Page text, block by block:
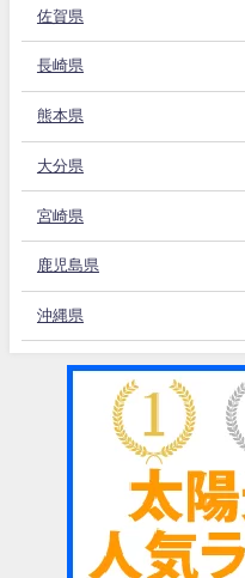
佐賀県
長崎県
熊本県
大分県
宮崎県
鹿児島県
沖縄県